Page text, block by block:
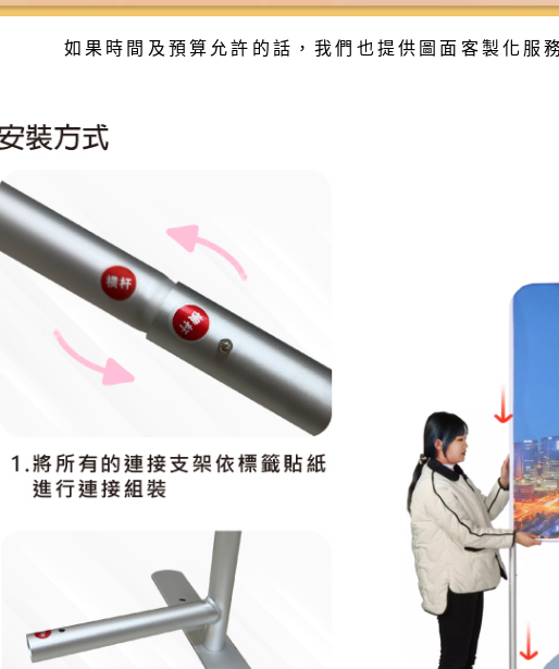
如果時間及預算允許的話 ，我們也提供圖面客製化服